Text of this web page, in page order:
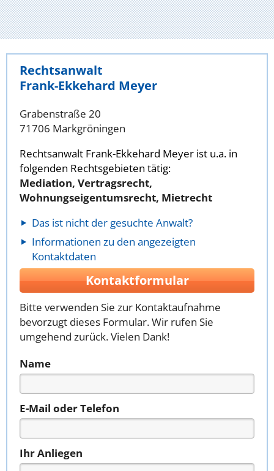
Rechtsanwalt
Frank-Ekkehard Meyer
Grabenstraße 20
71706 Markgröningen
Rechtsanwalt Frank-Ekkehard Meyer ist u.a. in
folgenden Rechtsgebieten tätig:
Mediation, Vertragsrecht,
Wohnungseigentumsrecht, Mietrecht
Das ist nicht der gesuchte Anwalt?
Informationen zu den angezeigten
Kontaktdaten
Kontaktformular
Bitte verwenden Sie zur Kontaktaufnahme
bevorzugt dieses Formular. Wir rufen Sie
umgehend zurück. Vielen Dank!
Name
E-Mail oder Telefon
Ihr Anliegen